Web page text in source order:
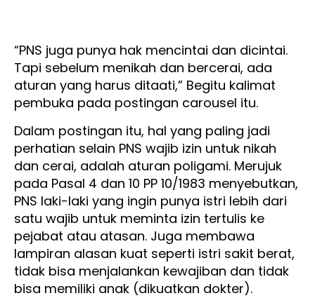
“PNS juga punya hak mencintai dan dicintai.
Tapi sebelum menikah dan bercerai, ada
aturan yang harus ditaati,” Begitu kalimat
pembuka pada postingan carousel itu.
Dalam postingan itu, hal yang paling jadi
perhatian selain PNS wajib izin untuk nikah
dan cerai, adalah aturan poligami. Merujuk
pada Pasal 4 dan 10 PP 10/1983 menyebutkan,
PNS laki-laki yang ingin punya istri lebih dari
satu wajib untuk meminta izin tertulis ke
pejabat atau atasan. Juga membawa
lampiran alasan kuat seperti istri sakit berat,
tidak bisa menjalankan kewajiban dan tidak
bisa memiliki anak (dikuatkan dokter).